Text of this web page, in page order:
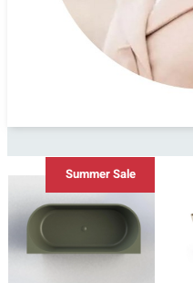
Summer Sale